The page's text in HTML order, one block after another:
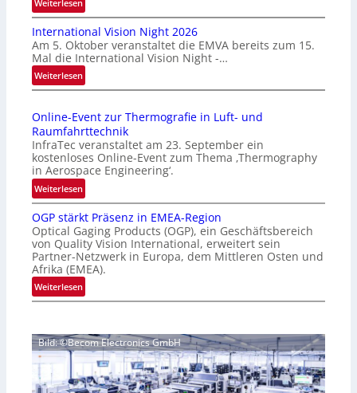
Weiterlesen
H
o
m
e
p
a
e
‚
H
y
p
e
r
s
p
e
c
t
r
l
N
w
International Vision Night 2026
Am 5. Oktober veranstaltet die EMVA bereits zum 15.
Mal die International Vision Night -…
Weiterlesen:
I
t
e
r
n
a
t
o
n
a
l
V
i
i
o
N
Online-Event zur Thermografie in Luft- und
Raumfahrttechnik
InfraTec veranstaltet am 23. September ein
kostenloses Online-Event zum Thema ‚Thermography
in Aerospace Engineering‘.
Weiterlesen:
O
n
l
i
n
e
-
e
n
z
OGP stärkt Präsenz in EMEA-Region
Optical Gaging Products (OGP), ein Geschäftsbereich
von Quality Vision International, erweitert sein
Partner-Netzwerk in Europa, dem Mittleren Osten und
Afrika (EMEA).
Weiterlesen:
O
P
s
ä
Bild: ©Becom Electronics GmbH